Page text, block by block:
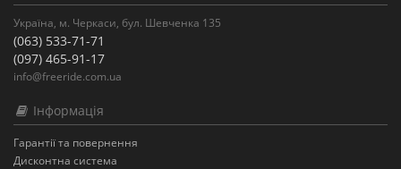
Україна, м. Черкаси, бул. Шевченка 135
(063) 533-71-71
(097) 465-91-17
info@freeride.com.ua
Інформація
Гарантії та повернення
Дисконтна система